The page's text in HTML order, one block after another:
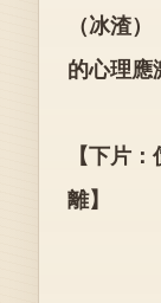
（冰渣
的心理應
【下片
離】